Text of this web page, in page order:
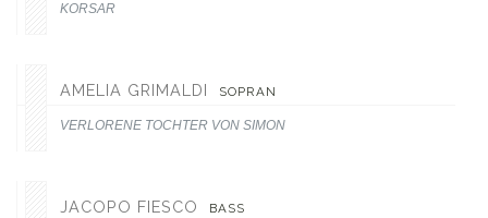
KORSAR
AMELIA GRIMALDI SOPRAN
VERLORENE TOCHTER VON SIMON
JACOPO FIESCO BASS